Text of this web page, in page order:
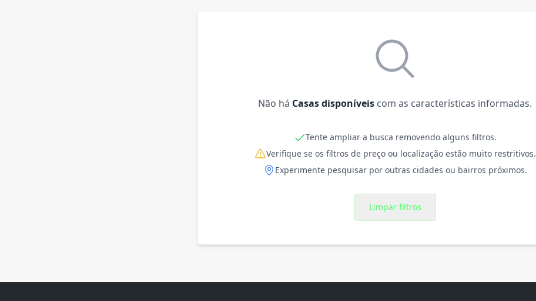
Não há Casas disponíveis com as características informadas.
Tente ampliar a busca removendo alguns filtros.
Verifique se os filtros de preço ou localização estão muito restritivos.
Experimente pesquisar por outras cidades ou bairros próximos.
Limpar filtros